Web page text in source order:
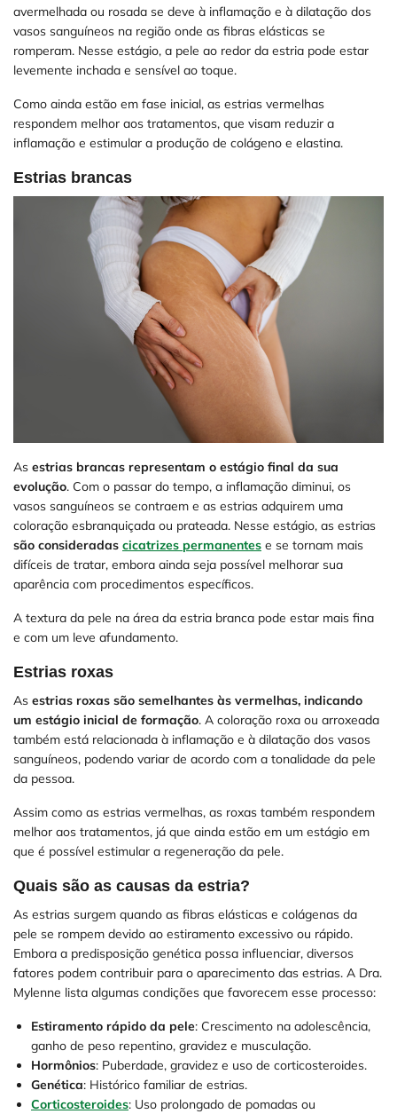
avermelhada ou rosada se deve à inflamação e à dilatação dos
vasos sanguíneos na região onde as fibras elásticas se
romperam. Nesse estágio, a pele ao redor da estria pode estar
levemente inchada e sensível ao toque.
Como ainda estão em fase inicial, as estrias vermelhas
respondem melhor aos tratamentos, que visam reduzir a
inflamação e estimular a produção de colágeno e elastina.
Estrias brancas
As estrias brancas representam o estágio final da sua
evolução. Com o passar do tempo, a inflamação diminui, os
vasos sanguíneos se contraem e as estrias adquirem uma
coloração esbranquiçada ou prateada. Nesse estágio, as estrias
são consideradas cicatrizes permanentes e se tornam mais
difíceis de tratar, embora ainda seja possível melhorar sua
aparência com procedimentos específicos.
A textura da pele na área da estria branca pode estar mais fina
e com um leve afundamento.
Estrias roxas
As estrias roxas são semelhantes às vermelhas, indicando
um estágio inicial de formação. A coloração roxa ou arroxeada
também está relacionada à inflamação e à dilatação dos vasos
sanguíneos, podendo variar de acordo com a tonalidade da pele
da pessoa.
Assim como as estrias vermelhas, as roxas também respondem
melhor aos tratamentos, já que ainda estão em um estágio em
que é possível estimular a regeneração da pele.
Quais são as causas da estria?
As estrias surgem quando as fibras elásticas e colágenas da
pele se rompem devido ao estiramento excessivo ou rápido.
Embora a predisposição genética possa influenciar, diversos
fatores podem contribuir para o aparecimento das estrias. A Dra.
Mylenne lista algumas condições que favorecem esse processo:
Estiramento rápido da pele: Crescimento na adolescência,
ganho de peso repentino, gravidez e musculação.
Hormônios: Puberdade, gravidez e uso de corticosteroides.
Genética: Histórico familiar de estrias.
Corticosteroides: Uso prolongado de pomadas ou